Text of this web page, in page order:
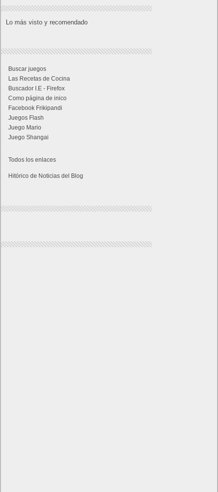
Lo más visto y recomendado
Buscar juegos
Las Recetas de Cocina
Buscador I.E - Firefox
Como página de inico
Facebook Frikipandi
Juegos Flash
Juego Mario
Juego Shangai
Todos los enlaces
Hitórico de Noticias del Blog